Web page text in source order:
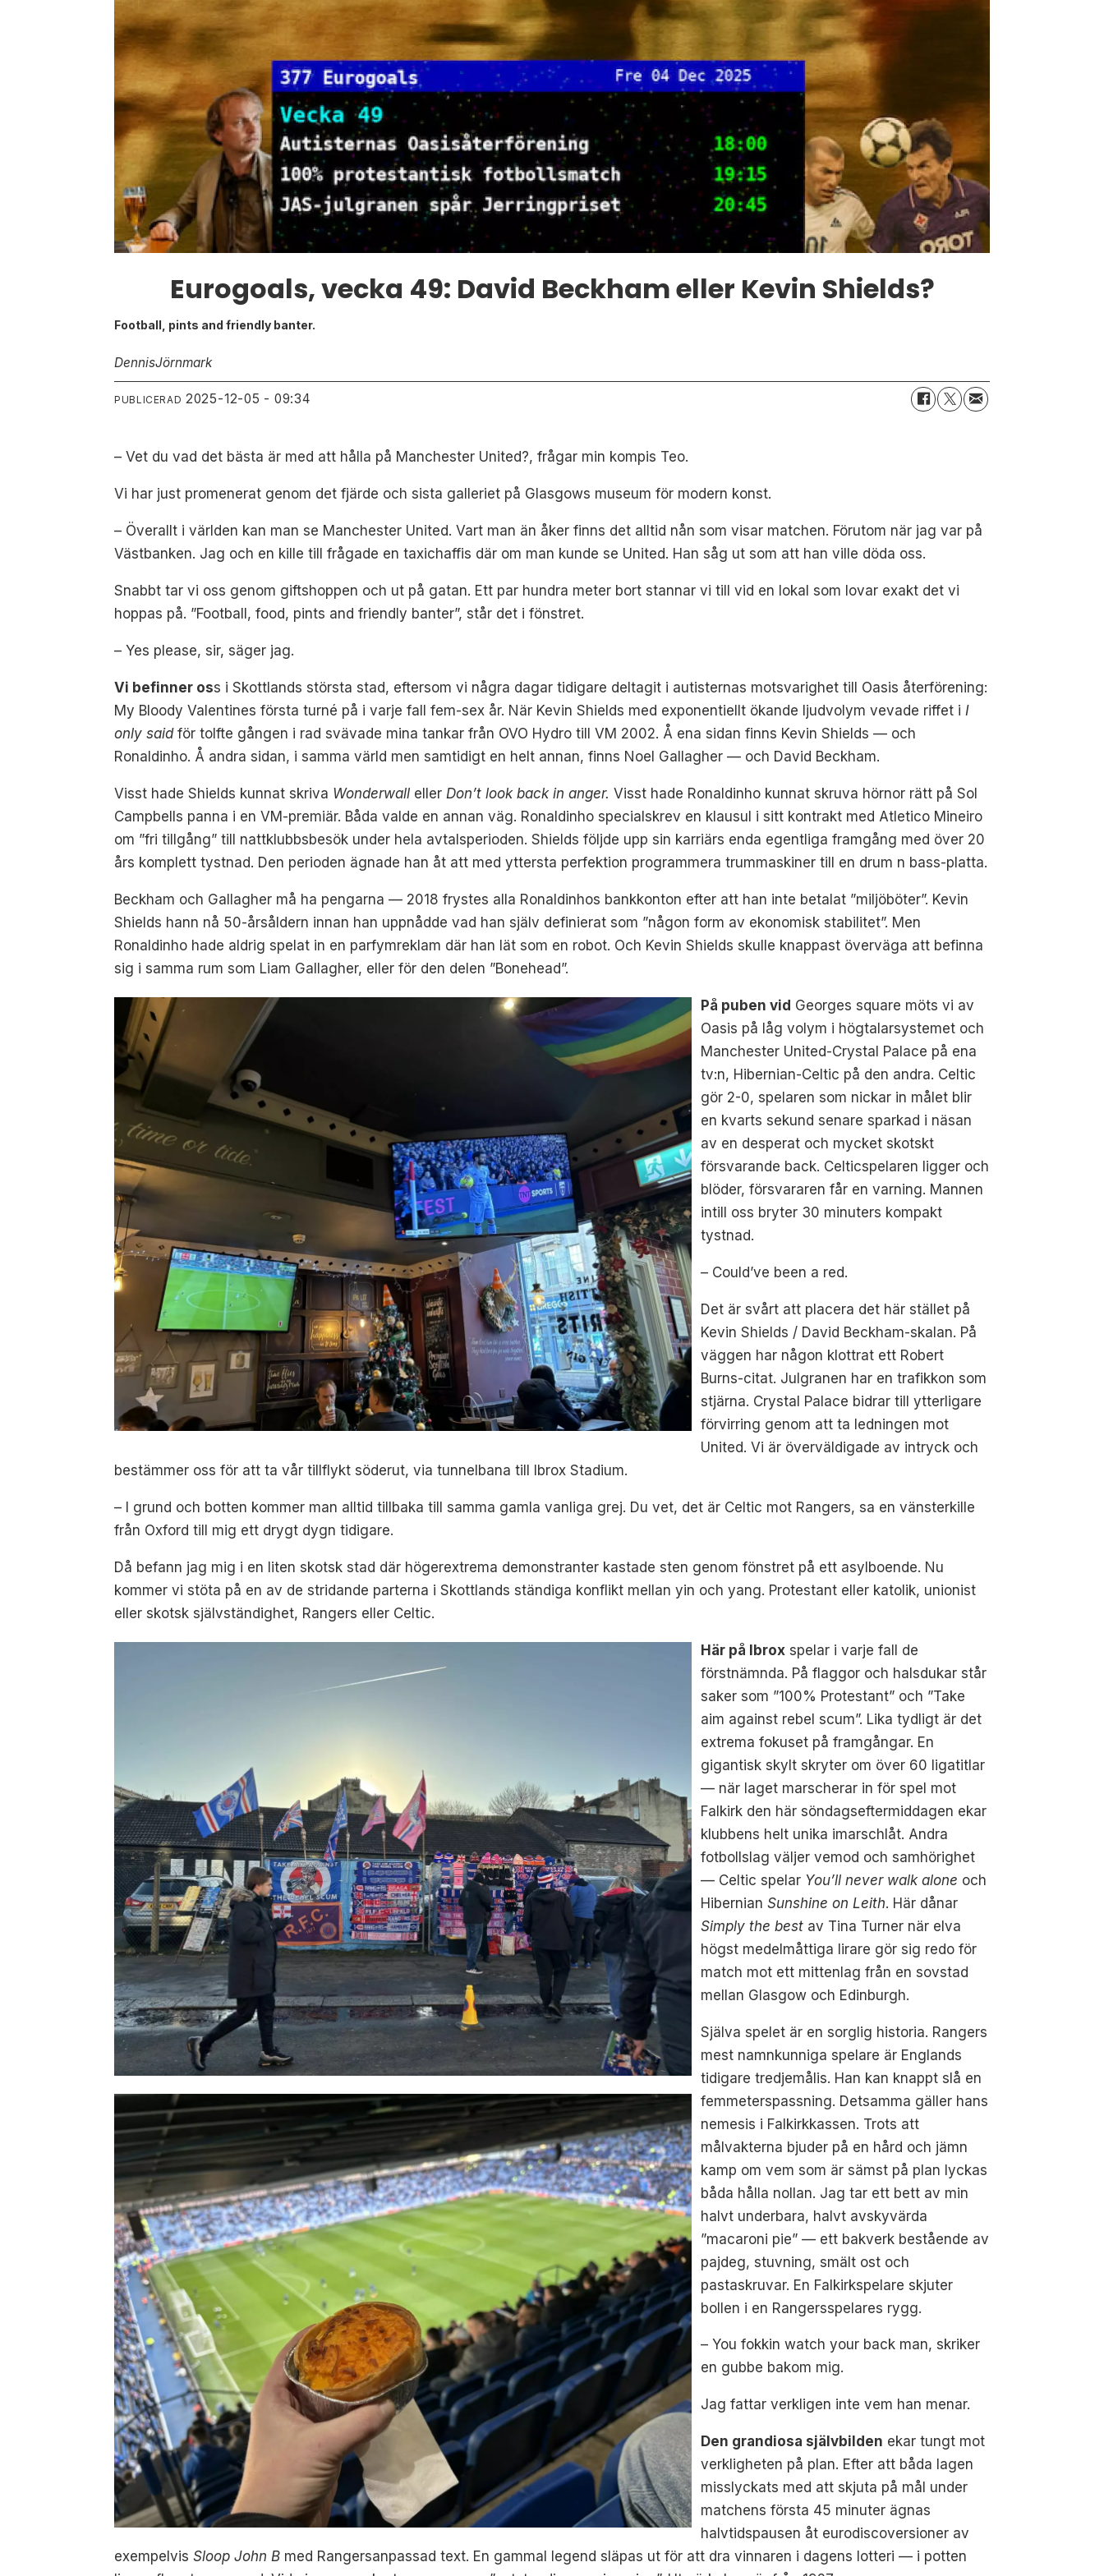
Eurogoals, vecka 49: David Beckham eller Kevin Shields?
Football, pints and friendly banter.
DennisJörnmark
PUBLICERAD 2025-12-05 - 09:34
– Vet du vad det bästa är med att hålla på Manchester United?, frågar min kompis Teo.
Vi har just promenerat genom det fjärde och sista galleriet på Glasgows museum för modern konst.
– Överallt i världen kan man se Manchester United. Vart man än åker finns det alltid nån som visar matchen. Förutom när jag var på
Västbanken. Jag och en kille till frågade en taxichaffis där om man kunde se United. Han såg ut som att han ville döda oss.
Snabbt tar vi oss genom giftshoppen och ut på gatan. Ett par hundra meter bort stannar vi till vid en lokal som lovar exakt det vi
hoppas på. ”Football, food, pints and friendly banter”, står det i fönstret.
– Yes please, sir, säger jag.
Vi befinner oss i Skottlands största stad, eftersom vi några dagar tidigare deltagit i autisternas motsvarighet till Oasis återförening:
My Bloody Valentines första turné på i varje fall fem-sex år. När Kevin Shields med exponentiellt ökande ljudvolym vevade riffet i I
only saidför tolfte gången i rad svävade mina tankar från OVO Hydro till VM 2002. Å ena sidan finns Kevin Shields — och
Ronaldinho. Å andra sidan, i samma värld men samtidigt en helt annan, finns Noel Gallagher — och David Beckham.
Visst hade Shields kunnat skriva Wonderwall eller Don’t look back in anger. Visst hade Ronaldinho kunnat skruva hörnor rätt på Sol
Campbells panna i en VM-premiär. Båda valde en annan väg. Ronaldinho specialskrev en klausul i sitt kontrakt med Atletico Mineiro
om ”fri tillgång” till nattklubbsbesök under hela avtalsperioden. Shields följde upp sin karriärs enda egentliga framgång med över 20
års komplett tystnad. Den perioden ägnade han åt att med yttersta perfektion programmera trummaskiner till en drum n bass-platta.
Beckham och Gallagher må ha pengarna — 2018 frystes alla Ronaldinhos bankkonton efter att han inte betalat ”miljöböter”. Kevin
Shields hann nå 50-årsåldern innan han uppnådde vad han själv definierat som ”någon form av ekonomisk stabilitet”. Men
Ronaldinho hade aldrig spelat in en parfymreklam där han lät som en robot. Och Kevin Shields skulle knappast överväga att befinna
sig i samma rum som Liam Gallagher, eller för den delen ”Bonehead”.
På puben vid Georges square möts vi av
Oasis på låg volym i högtalarsystemet och
Manchester United-Crystal Palace på ena
tv:n, Hibernian-Celtic på den andra. Celtic
gör 2-0, spelaren som nickar in målet blir
en kvarts sekund senare sparkad i näsan
av en desperat och mycket skotskt
försvarande back. Celticspelaren ligger och
blöder, försvararen får en varning. Mannen
intill oss bryter 30 minuters kompakt
tystnad.
– Could’ve been a red.
Det är svårt att placera det här stället på
Kevin Shields / David Beckham-skalan. På
väggen har någon klottrat ett Robert
Burns-citat. Julgranen har en trafikkon som
stjärna. Crystal Palace bidrar till ytterligare
förvirring genom att ta ledningen mot
United. Vi är överväldigade av intryck och
bestämmer oss för att ta vår tillflykt söderut, via tunnelbana till Ibrox Stadium.
– I grund och botten kommer man alltid tillbaka till samma gamla vanliga grej. Du vet, det är Celtic mot Rangers, sa en vänsterkille
från Oxford till mig ett drygt dygn tidigare.
Då befann jag mig i en liten skotsk stad där högerextrema demonstranter kastade sten genom fönstret på ett asylboende. Nu
kommer vi stöta på en av de stridande parterna i Skottlands ständiga konflikt mellan yin och yang. Protestant eller katolik, unionist
eller skotsk självständighet, Rangers eller Celtic.
Här på Ibrox spelar i varje fall de
förstnämnda. På flaggor och halsdukar står
saker som ”100% Protestant” och ”Take
aim against rebel scum”. Lika tydligt är det
extrema fokuset på framgångar. En
gigantisk skylt skryter om över 60 ligatitlar
— när laget marscherar in för spel mot
Falkirk den här söndagseftermiddagen ekar
klubbens helt unika imarschlåt. Andra
fotbollslag väljer vemod och samhörighet
— Celtic spelar You’ll never walk alone och
HibernianSunshine on Leith. Här dånar
Simply the best av Tina Turner när elva
högst medelmåttiga lirare gör sig redo för
match mot ett mittenlag från en sovstad
mellan Glasgow och Edinburgh.
Själva spelet är en sorglig historia. Rangers
mest namnkunniga spelare är Englands
tidigare tredjemålis. Han kan knappt slå en
femmeterspassning. Detsamma gäller hans
nemesis i Falkirkkassen. Trots att
målvakterna bjuder på en hård och jämn
kamp om vem som är sämst på plan lyckas
båda hålla nollan. Jag tar ett bett av min
halvt underbara, halvt avskyvärda
”macaroni pie” — ett bakverk bestående av
pajdeg, stuvning, smält ost och
pastaskruvar. En Falkirkspelare skjuter
bollen i en Rangersspelares rygg.
– You fokkin watch your back man, skriker
en gubbe bakom mig.
Jag fattar verkligen inte vem han menar.
Den grandiosa självbilden ekar tungt mot
verkligheten på plan. Efter att båda lagen
misslyckats med att skjuta på mål under
matchens första 45 minuter ägnas
halvtidspausen åt eurodiscoversioner av
exempelvisSloop John B med Rangersanpassad text. En gammal legend släpas ut för att dra vinnaren i dagens lotteri — i potten